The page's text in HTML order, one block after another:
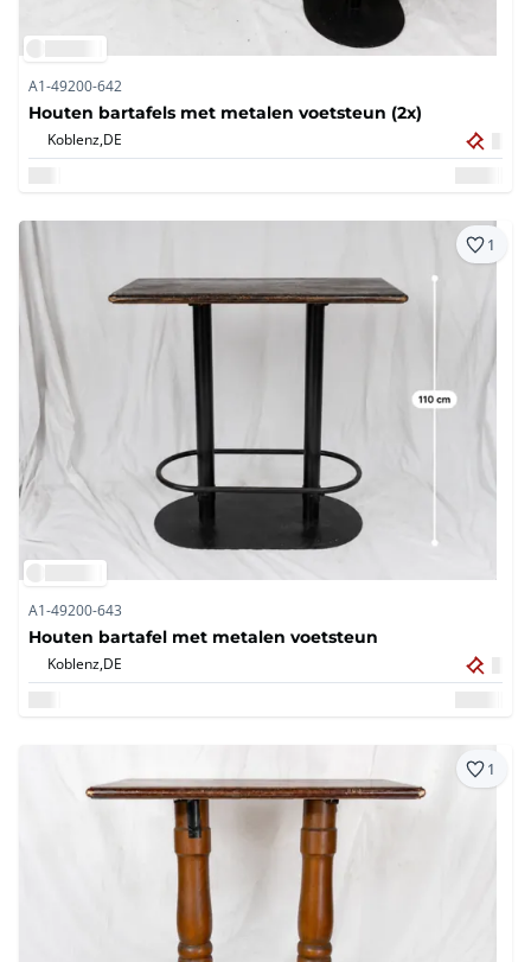
A1-49200-642
Houten bartafels met metalen voetsteun (2x)
Koblenz,DE
1
A1-49200-643
Houten bartafel met metalen voetsteun
Koblenz,DE
1